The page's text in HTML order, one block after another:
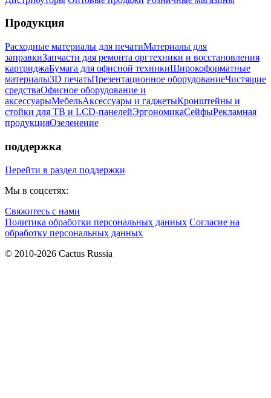
Продукция
Расходные материалы для печатиМатериалы для
заправкиЗапчасти для ремонта оргтехники и восстановления
картриджаБумага для офисной техникиШирокоформатные
материалы3D печатьПрезентационное оборудованиеЧистящие
средстваОфисное оборудование и
аксессуарыМебельАксессуары и гаджетыКронштейны и
стойки для ТВ и LCD-панелейЭргономикаСейфыРекламная
продукцияОзеленение
поддержка
Перейти в раздел поддержки
Мы в соцсетях:
Свяжитесь с нами
Политика обработки персональных данных Согласие на
обработку персональных данных
© 2010-2026 Cactus Russia